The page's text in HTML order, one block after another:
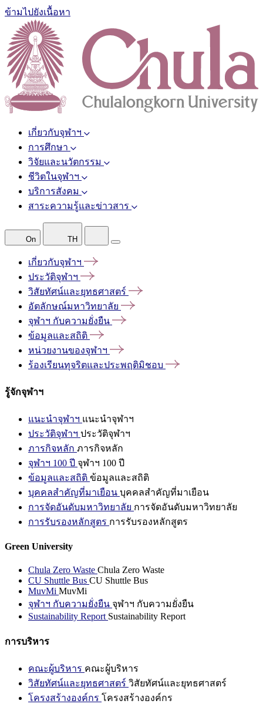
ข้ามไปยังเนื้อหา
เกี่ยวกับจุฬาฯ
การศึกษา
วิจัยและนวัตกรรม
ชีวิตในจุฬาฯ
บริการสังคม
สาระความรู้และข่าวสาร
On TH
เกี่ยวกับจุฬาฯ
ประวัติจุฬาฯ
วิสัยทัศน์และยุทธศาสตร์
อัตลักษณ์มหาวิทยาลัย
จุฬาฯ กับความยั่งยืน
ข้อมูลและสถิติ
หน่วยงานของจุฬาฯ
ร้องเรียนทุจริตและประพฤติมิชอบ
รู้จักจุฬาฯ
แนะนำจุฬาฯ แนะนำจุฬาฯ
ประวัติจุฬาฯ ประวัติจุฬาฯ
ภารกิจหลัก ภารกิจหลัก
จุฬาฯ 100 ปี จุฬาฯ 100 ปี
ข้อมูลและสถิติ ข้อมูลและสถิติ
บุคคลสำคัญที่มาเยือน บุคคลสำคัญที่มาเยือน
การจัดอันดับมหาวิทยาลัย การจัดอันดับมหาวิทยาลัย
การรับรองหลักสูตร การรับรองหลักสูตร
Green University
Chula Zero Waste Chula Zero Waste
CU Shuttle Bus CU Shuttle Bus
MuvMi MuvMi
จุฬาฯ กับความยั่งยืน จุฬาฯ กับความยั่งยืน
Sustainability Report Sustainability Report
การบริหาร
คณะผู้บริหาร คณะผู้บริหาร
วิสัยทัศน์และยุทธศาสตร์ วิสัยทัศน์และยุทธศาสตร์
โครงสร้างองค์กร โครงสร้างองค์กร